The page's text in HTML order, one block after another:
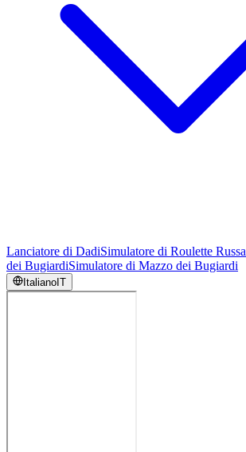
Lanciatore di DadiSimulatore di Roulette Russa
dei BugiardiSimulatore di Mazzo dei Bugiardi
Italiano IT